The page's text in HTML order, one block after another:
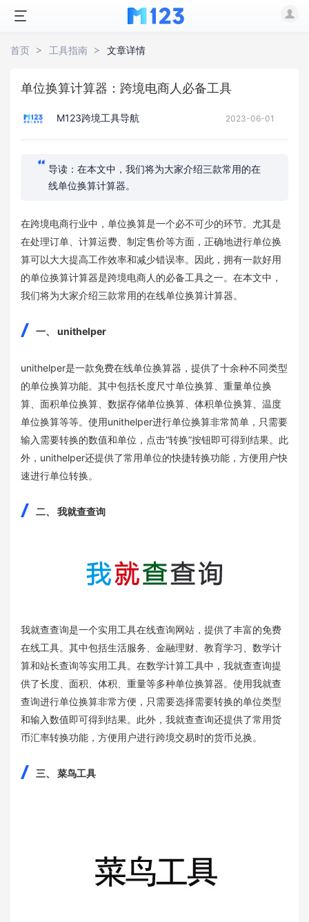
首页 工具指南 文章详情
单位换算计算器：跨境电商人必备工具
M123跨境工具导航 2023-06-01
导读：在本文中，我们将为大家介绍三款常用的在
线单位换算计算器。
在跨境电商行业中，单位换算是一个必不可少的环节。尤其是
在处理订单、计算运费、制定售价等方面，正确地进行单位换
算可以大大提高工作效率和减少错误率。因此，拥有一款好用
的单位换算计算器是跨境电商人的必备工具之一。在本文中，
我们将为大家介绍三款常用的在线单位换算计算器。
一、 unithelper
unithelper是一款免费在线单位换算器，提供了十余种不同类型
的单位换算功能。其中包括长度尺寸单位换算、重量单位换
算、面积单位换算、数据存储单位换算、体积单位换算、温度
单位换算等等。使用unithelper进行单位换算非常简单，只需要
输入需要转换的数值和单位，点击“转换”按钮即可得到结果。此
外，unithelper还提供了常用单位的快捷转换功能，方便用户快
速进行单位转换。
二、 我就查查询
我就查查询是一个实用工具在线查询网站，提供了丰富的免费
在线工具。其中包括生活服务、金融理财、教育学习、数学计
算和站长查询等实用工具。在数学计算工具中，我就查查询提
供了长度、面积、体积、重量等多种单位换算器。使用我就查
查询进行单位换算非常方便，只需要选择需要转换的单位类型
和输入数值即可得到结果。此外，我就查查询还提供了常用货
币汇率转换功能，方便用户进行跨境交易时的货币兑换。
三、 菜鸟工具